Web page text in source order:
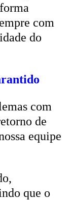
com
do
com
de
equipe
que o